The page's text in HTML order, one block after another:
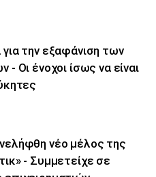
την εξαφάνιση των
- Οι ένοχοι ίσως να είναι
νέο μέλος της
- Συμμετείχε σε